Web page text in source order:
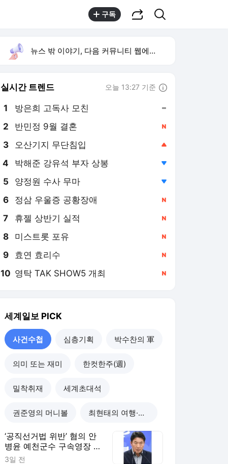
구독
뉴스 밖 이야기, 다음 커뮤니티 웹에서 보기
실시간 트렌드 오늘 13:27 기준
1 방은희 고독사 모친
3 오산기지 무단침입
4 박해준 강유석 부자 상봉
5 양정원 수사 무마
6 정삼 우울증 공황장애
7 휴젤 상반기 실적
8 미스트롯 포유
9 효연 효리수
10 영탁 TAK SHOW5 개최
세계일보 PICK
사건수첩 심층기획 박수찬의 軍
의미 또는 재미 한컷한주(週)
밀착취재 세계초대석
권준영의 머니볼 최현태의 여행·와인홀릭
‘공직선거법 위반’ 혐의 안
병윤 예천군수 구속영장 기
각 [사건수첩]
3일 전